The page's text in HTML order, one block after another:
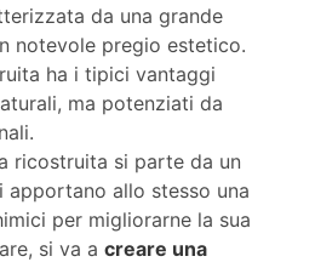
da una grande
notevole pregio estetico.
ha i tipici vantaggi
ma potenziati da
ricostruita si parte da un
apportano allo stesso una
per migliorarne la sua
si va a creare una